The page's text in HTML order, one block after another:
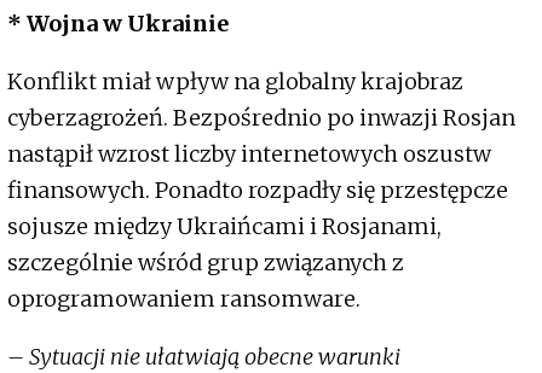
* Wojna w Ukrainie
Konflikt miał wpływ na globalny krajobraz
cyberzagrożeń. Bezpośrednio po inwazji Rosjan
nastąpił wzrost liczby internetowych oszustw
finansowych. Ponadto rozpadły się przestępcze
sojusze między Ukraińcami i Rosjanami,
szczególnie wśród grup związanych z
oprogramowaniem ransomware.
– Sytuacji nie ułatwiają obecne warunki